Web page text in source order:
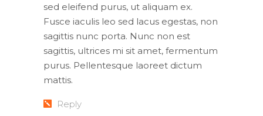
sed eleifend purus, ut aliquam ex.
Fusce iaculis leo sed lacus egestas, non
sagittis nunc porta. Nunc non est
sagittis, ultrices mi sit amet, fermentum
purus. Pellentesque laoreet dictum
mattis.
Reply